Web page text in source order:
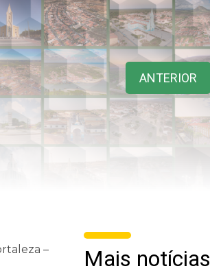
ANTERIOR
–
Mais notícias